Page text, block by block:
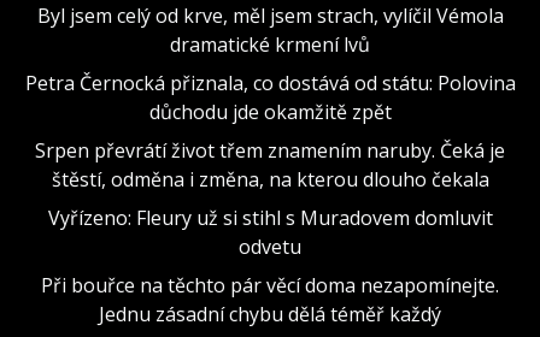
Byl jsem celý od krve, měl jsem strach, vylíčil Vémola
dramatické krmení lvů
Petra Černocká přiznala, co dostává od státu: Polovina
důchodu jde okamžitě zpět
Srpen převrátí život třem znamením naruby. Čeká je
štěstí, odměna i změna, na kterou dlouho čekala
Vyřízeno: Fleury už si stihl s Muradovem domluvit
odvetu
Při bouřce na těchto pár věcí doma nezapomínejte.
Jednu zásadní chybu dělá téměř každý